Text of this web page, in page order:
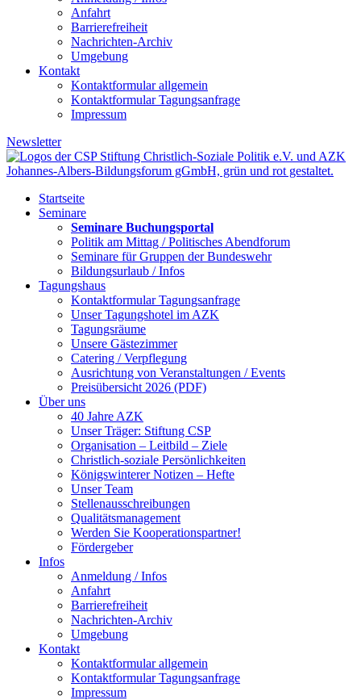
Anfahrt
Barrierefreiheit
Nachrichten-Archiv
Umgebung
Kontakt
Kontaktformular allgemein
Kontaktformular Tagungsanfrage
Impressum
Newsletter
Startseite
Seminare
Seminare Buchungsportal
Politik am Mittag / Politisches Abendforum
Seminare für Gruppen der Bundeswehr
Bildungsurlaub / Infos
Tagungshaus
Kontaktformular Tagungsanfrage
Unser Tagungshotel im AZK
Tagungsräume
Unsere Gästezimmer
Catering / Verpflegung
Ausrichtung von Veranstaltungen / Events
Preisübersicht 2026 (PDF)
Über uns
40 Jahre AZK
Unser Träger: Stiftung CSP
Organisation – Leitbild – Ziele
Christlich-soziale Persönlichkeiten
Königswinterer Notizen – Hefte
Unser Team
Stellenausschreibungen
Qualitätsmanagement
Werden Sie Kooperationspartner!
Fördergeber
Infos
Anmeldung / Infos
Anfahrt
Barrierefreiheit
Nachrichten-Archiv
Umgebung
Kontakt
Kontaktformular allgemein
Kontaktformular Tagungsanfrage
Impressum